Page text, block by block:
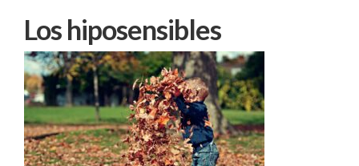
Los hiposensibles